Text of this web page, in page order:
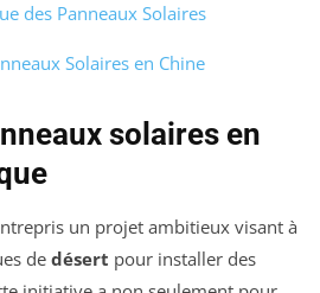
des Panneaux Solaires
Solaires en Chine
solaires en
un projet ambitieux visant à
de désert pour installer des